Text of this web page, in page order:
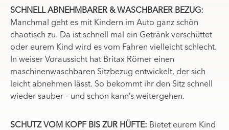
SCHNELL ABNEHMBARER & WASCHBARER BEZUG:
Manchmal geht es mit Kindern im Auto ganz schön
chaotisch zu. Da ist schnell mal ein Getränk verschüttet
oder eurem Kind wird es vom Fahren vielleicht schlecht.
In weiser Voraussicht hat Britax Römer einen
maschinenwaschbaren Sitzbezug entwickelt, der sich
leicht abnehmen lässt. So bekommt ihr den Sitz schnell
wieder sauber – und schon kann’s weitergehen.
SCHUTZ VOM KOPF BIS ZUR HÜFTE: Bietet eurem Kind